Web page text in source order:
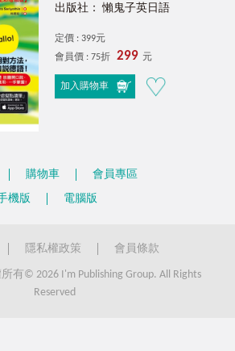
出版社： 懶鬼子英日語
定價 : 399元
會員價 : 75折
299 元
加入購物車
購物車
會員專區
機版
電腦版
隱私權政策 會員條款
有© 2026 I'm Publishing Group. All Rights
Reserved